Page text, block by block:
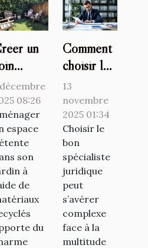
un
votre
avec
08:26
espace
son
à
de
du
Comment
choisir le
bon
spécialiste
juridique
pour vos
besoins ?
13
novembre
2025 01:34
Choisir le
bon
spécialiste
juridique
peut
s’avérer
complexe
face à la
multitude